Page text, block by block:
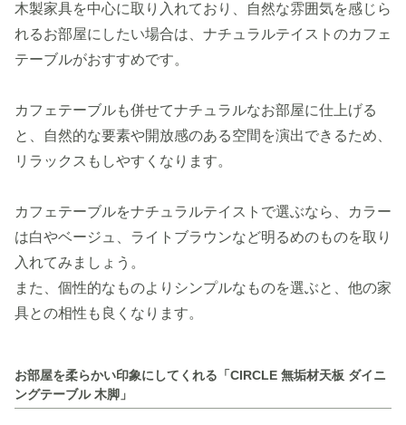
木製家具を中心に取り入れており、自然な雰囲気を感じら
れるお部屋にしたい場合は、ナチュラルテイストのカフェ
テーブルがおすすめです。
カフェテーブルも併せてナチュラルなお部屋に仕上げる
と、自然的な要素や開放感のある空間を演出できるため、
リラックスもしやすくなります。
カフェテーブルをナチュラルテイストで選ぶなら、カラー
は白やベージュ、ライトブラウンなど明るめのものを取り
入れてみましょう。
また、個性的なものよりシンプルなものを選ぶと、他の家
具との相性も良くなります。
お部屋を柔らかい印象にしてくれる「CIRCLE 無垢材天板 ダイニ
ングテーブル 木脚」